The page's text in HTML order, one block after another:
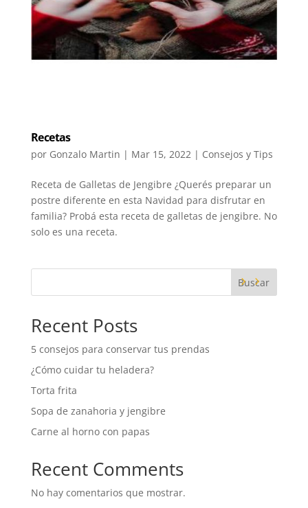
Recetas
por Gonzalo Martin | Mar 15, 2022| Consejos y Tips
Receta de Galletas de Jengibre ¿Querés preparar un
postre diferente en esta Navidad para disfrutar en
familia? Probá esta receta de galletas de jengibre. No
solo es una receta.
Buscar
Recent Posts
5 consejos para conservar tus prendas
¿Cómo cuidar tu heladera?
Torta frita
Sopa de zanahoria y jengibre
Carne al horno con papas
Recent Comments
No hay comentarios que mostrar.